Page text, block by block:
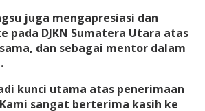
juga mengapresiasi dan
pada DJKN Sumatera Utara atas
dan sebagai mentor dalam
kunci utama atas penerimaan
sangat berterima kasih ke